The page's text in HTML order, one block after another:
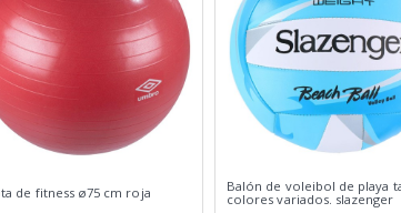
de fitness ø75 cm roja
Balón de voleibol de playa
colores variados. slazenger